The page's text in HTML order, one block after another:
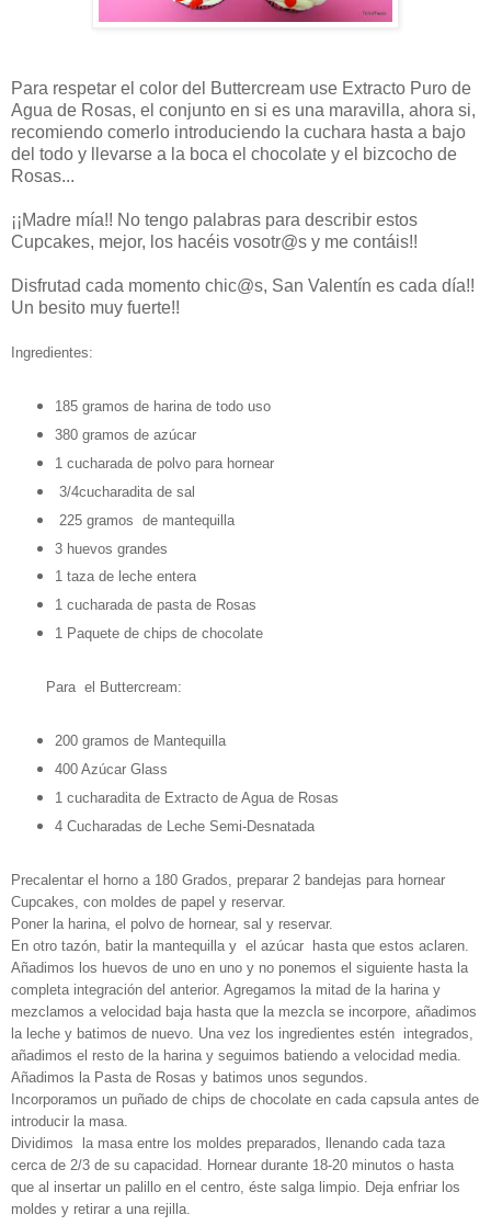
Para respetar el color del Buttercream use Extracto Puro de
Agua de Rosas, el conjunto en si es una maravilla, ahora si,
recomiendo comerlo introduciendo la cuchara hasta a bajo
del todo y llevarse a la boca el chocolate y el bizcocho de
Rosas...
¡¡Madre mía!! No tengo palabras para describir estos
Cupcakes, mejor, los hacéis vosotr@s y me contáis!!
Disfrutad cada momento chic@s, San Valentín es cada día!!
Un besito muy fuerte!!
Ingredientes:
185 gramos de harina de todo uso
380 gramos de azúcar
1 cucharada de polvo para hornear
3/4cucharadita de sal
225 gramos de mantequilla
3 huevos grandes
1 taza de leche entera
1 cucharada de pasta de Rosas
1 Paquete de chips de chocolate
Para el Buttercream:
200 gramos de Mantequilla
400 Azúcar Glass
1 cucharadita de Extracto de Agua de Rosas
4 Cucharadas de Leche Semi-Desnatada
Precalentar el horno a 180 Grados, preparar 2 bandejas para hornear
Cupcakes, con moldes de papel y reservar.
Poner la harina, el polvo de hornear, sal y reservar.
En otro tazón, batir la mantequilla y el azúcar hasta que estos aclaren.
Añadimos los huevos de uno en uno y no ponemos el siguiente hasta la
completa integración del anterior. Agregamos la mitad de la harina y
mezclamos a velocidad baja hasta que la mezcla se incorpore, añadimos
la leche y batimos de nuevo. Una vez los ingredientes estén integrados,
añadimos el resto de la harina y seguimos batiendo a velocidad media.
Añadimos la Pasta de Rosas y batimos unos segundos.
Incorporamos un puñado de chips de chocolate en cada capsula antes de
introducir la masa.
Dividimos la masa entre los moldes preparados, llenando cada taza
cerca de 2/3 de su capacidad. Hornear durante 18-20 minutos o hasta
que al insertar un palillo en el centro, éste salga limpio. Deja enfriar los
moldes y retirar a una rejilla.